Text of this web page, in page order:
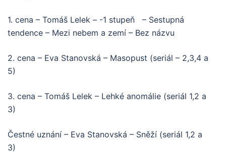
1. cena – Tomáš Lelek – -1 stupeň – Sestupná
tendence – Mezi nebem a zemí – Bez názvu
2. cena – Eva Stanovská – Masopust (seriál – 2,3,4 a
5)
3. cena – Tomáš Lelek – Lehké anomálie (seriál 1,2 a
3)
Čestné uznání – Eva Stanovská – Sněží (seriál 1,2 a
3)